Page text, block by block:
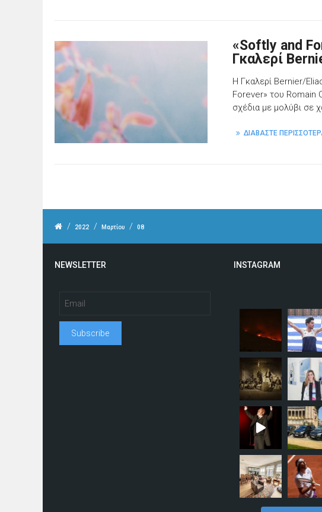
«Softly and
Γκαλερί
Η Γκαλερί Bernier/
Forever» του Romain
σχέδια με μολύβι σε
ΔΙΑΒΑΣΤΕ
/ 2022 / Μαρτίου / 08
NEWSLETTER INSTAGRAM